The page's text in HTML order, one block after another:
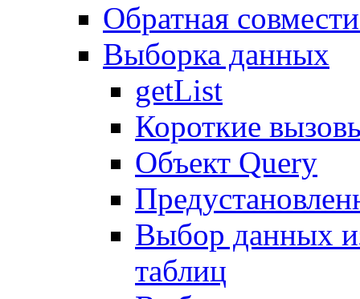
Обратная
Выборка данных
getList
Короткие
Объект Query
Выбор данных
таблиц